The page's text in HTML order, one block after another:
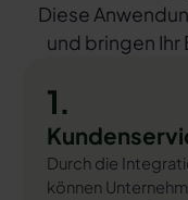
Diese
und bringen Ihr
1.
Durch die
können